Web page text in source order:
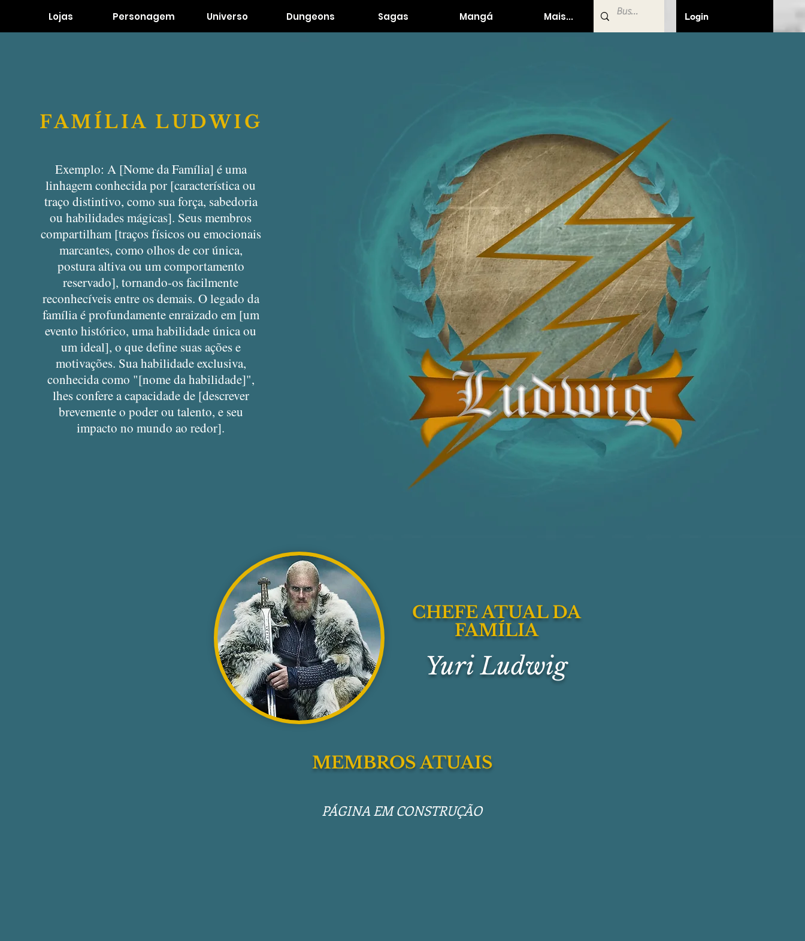
Lojas Personagem Universo Dungeons Sagas Mangá Mais... Login
FAMÍLIA LUDWIG
Exemplo: A [Nome da Família] é uma
linhagem conhecida por [característica ou
traço distintivo, como sua força, sabedoria
ou habilidades mágicas]. Seus membros
compartilham [traços físicos ou emocionais
marcantes, como olhos de cor única,
postura altiva ou um comportamento
reservado], tornando-os facilmente
reconhecíveis entre os demais. O legado da
família é profundamente enraizado em [um
evento histórico, uma habilidade única ou
um ideal], o que define suas ações e
motivações. Sua habilidade exclusiva,
conhecida como "[nome da habilidade]",
lhes confere a capacidade de [descrever
brevemente o poder ou talento, e seu
impacto no mundo ao redor].
CHEFE ATUAL DA
FAMÍLIA
Yuri Ludwig
MEMBROS ATUAIS
PÁGINA EM CONSTRUÇÃO